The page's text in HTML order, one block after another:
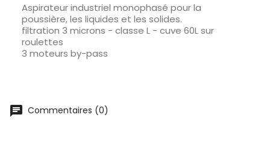
Aspirateur industriel monophasé pour la
poussière, les liquides et les solides.
filtration 3 microns - classe L - cuve 60L sur
roulettes
3 moteurs by-pass
chat Commentaires (0)